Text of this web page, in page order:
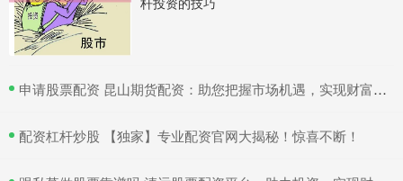
​申请股票配资 昆山期货配资：助您把握市场机遇，实现财富梦想
​配资杠杆炒股 【独家】专业配资官网大揭秘！惊喜不断！